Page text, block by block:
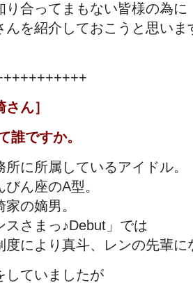
り合ってまもない皆様の為に
んを紹介しておこうと思いま
ん］
誰ですか。
に所属しているアイドル。
ん座のA型。
の嫡男。
スさまっ♪Debut」では
度により真斗、レンの先輩に
していましたが